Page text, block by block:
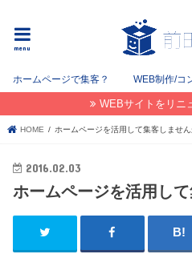
menu
ホームページで集客？ WEB制作/コ
WEBサイトをリニ
HOME ホームページを活用して集客しませ
2016.02.03
ホームページを活用し